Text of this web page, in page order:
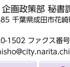
企画政策部 秘書
千葉県成田市花
1502 ファクス番